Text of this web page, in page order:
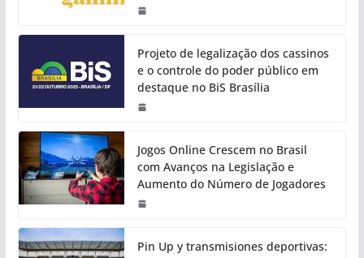
Projeto de legalização dos cassinos
e o controle do poder público em
destaque no BiS Brasília
Jogos Online Crescem no Brasil
com Avanços na Legislação e
Aumento do Número de Jogadores
Pin Up y transmisiones deportivas: